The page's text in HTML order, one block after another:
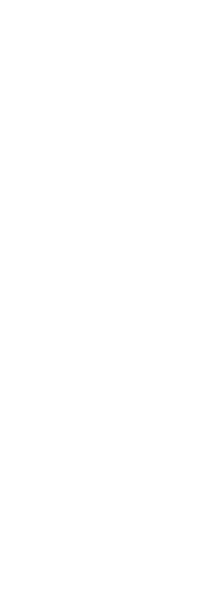
OffPage-
von
passt,
ist häufig
Links.